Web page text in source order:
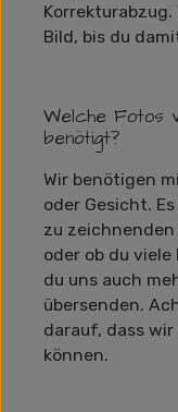
Bild, bis du
Welche Fotos
benötigt?
Wir benötigen
oder Gesicht.
zu
oder ob du
du uns auch
übersenden.
darauf, dass
können.